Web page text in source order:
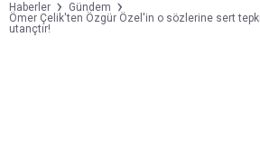
Haberler
Gündem
Ömer Çelik'ten Özgür Özel'in o sözlerine sert
utançtır!